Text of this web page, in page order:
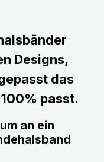
Designs,
das
passt.
an ein